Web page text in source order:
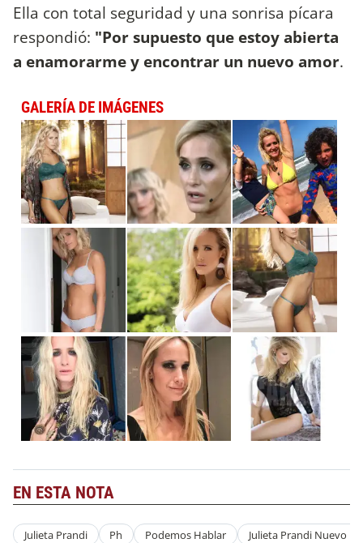
Ella con total seguridad y una sonrisa pícara
respondió: "Por supuesto que estoy abierta
a enamorarme y encontrar un nuevo amor.
GALERÍA DE IMÁGENES
EN ESTA NOTA
Julieta Prandi Ph Podemos Hablar Julieta Prandi Nuevo